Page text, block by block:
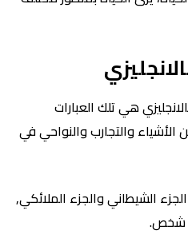
هي تلك العبارات
الأشياء والتجارب والنواحي في
الشيطاني والجزء الملائكي,
شخص.